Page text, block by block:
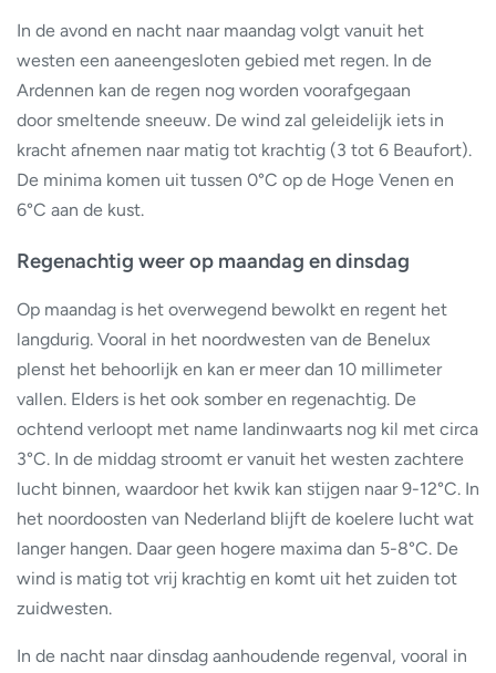
In de avond en nacht naar maandag volgt vanuit het
westen een aaneengesloten gebied met regen. In de
Ardennen kan de regen nog worden voorafgegaan
door smeltende sneeuw. De wind zal geleidelijk iets in
kracht afnemen naar matig tot krachtig (3 tot 6 Beaufort).
De minima komen uit tussen 0°C op de Hoge Venen en
6°C aan de kust.
Regenachtig weer op maandag en dinsdag
Op maandag is het overwegend bewolkt en regent het
langdurig. Vooral in het noordwesten van de Benelux
plenst het behoorlijk en kan er meer dan 10 millimeter
vallen. Elders is het ook somber en regenachtig. De
ochtend verloopt met name landinwaarts nog kil met circa
3°C. In de middag stroomt er vanuit het westen zachtere
lucht binnen, waardoor het kwik kan stijgen naar 9-12°C. In
het noordoosten van Nederland blijft de koelere lucht wat
langer hangen. Daar geen hogere maxima dan 5-8°C. De
wind is matig tot vrij krachtig en komt uit het zuiden tot
zuidwesten.
In de nacht naar dinsdag aanhoudende regenval, vooral in